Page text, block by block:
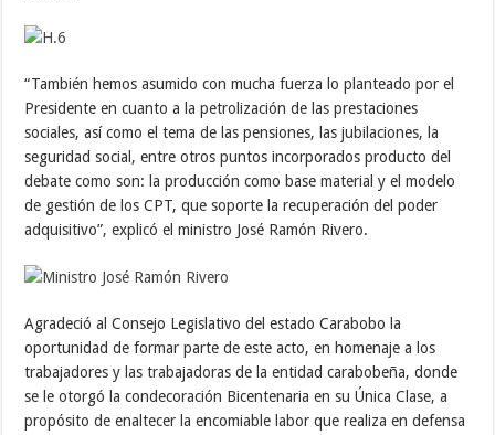
“También hemos asumido con mucha fuerza lo planteado por el
Presidente en cuanto a la petrolización de las prestaciones
sociales, así como el tema de las pensiones, las jubilaciones, la
seguridad social, entre otros puntos incorporados producto del
debate como son: la producción como base material y el modelo
de gestión de los CPT, que soporte la recuperación del poder
adquisitivo”, explicó el ministro José Ramón Rivero.
Agradeció al Consejo Legislativo del estado Carabobo la
oportunidad de formar parte de este acto, en homenaje a los
trabajadores y las trabajadoras de la entidad carabobeña, donde
se le otorgó la condecoración Bicentenaria en su Única Clase, a
propósito de enaltecer la encomiable labor que realiza en defensa